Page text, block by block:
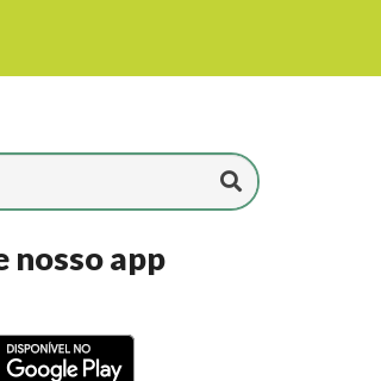
nosso app